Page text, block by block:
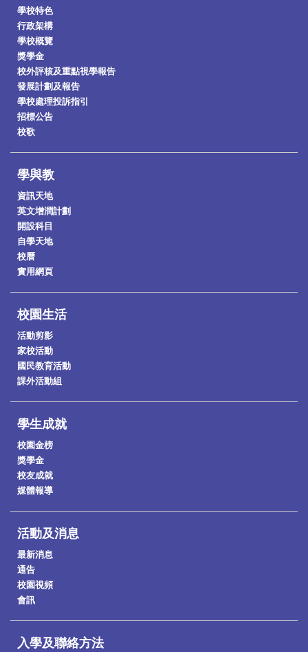
學校特色
行政架構
學校概覽
獎學金
校外評核及重點視學報告
發展計劃及報告
學校處理投訴指引
招標公告
校歌
學與教
資訊天地
英文增潤計劃
開設科目
自學天地
校曆
實用網頁
校園生活
活動剪影
家校活動
國民教育活動
課外活動組
學生成就
校園金榜
獎學金
校友成就
媒體報導
活動及消息
最新消息
通告
校園視頻
會訊
入學及聯絡方法